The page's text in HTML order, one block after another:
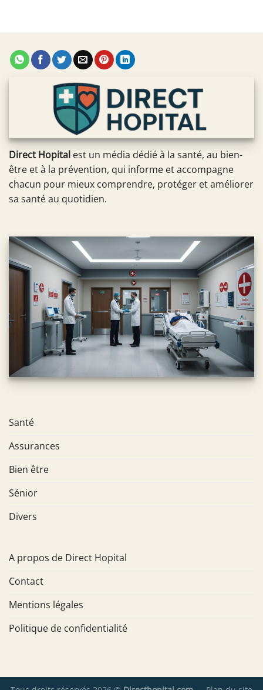
Direct Hopital est un média dédié à la santé, au bien-
être et à la prévention, qui informe et accompagne
chacun pour mieux comprendre, protéger et améliorer
sa santé au quotidien.
Santé
Assurances
Bien être
Sénior
Divers
A propos de Direct Hopital
Contact
Mentions légales
Politique de confidentialité